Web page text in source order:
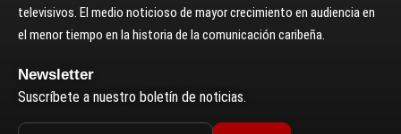
televisivos. El medio noticioso de mayor crecimiento en audiencia en
el menor tiempo en la historia de la comunicación caribeña.
Newsletter
Suscríbete a nuestro boletín de noticias.